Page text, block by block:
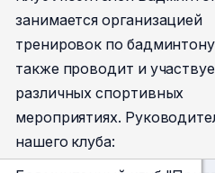
занимается организацией
тренировок по
также проводит и
различных спортивных
мероприятиях.
нашего клуба: